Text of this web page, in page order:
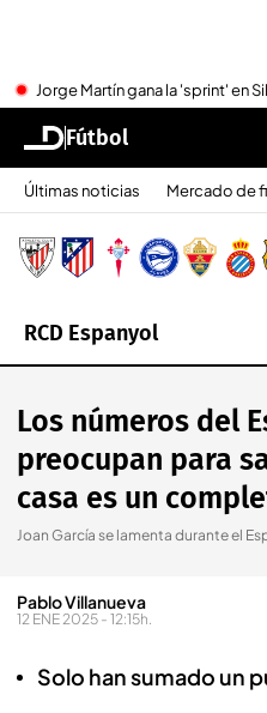
Jorge Martín gana la 'sprint' en
Fútbol
Últimas noticias Mercado de
RCD Espanyol
Los números del
preocupan para
casa es un
Joan García se lamenta durante el
Pablo Villanueva
12 ENE 2025 - 12:15h.
Solo han sumado un